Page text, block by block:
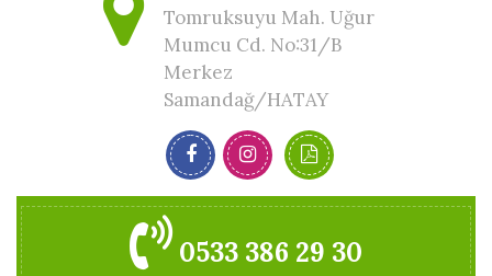
Tomruksuyu Mah. Uğur
Mumcu Cd. No:31/B
Merkez
Samandağ/HATAY
0533 386 29 30